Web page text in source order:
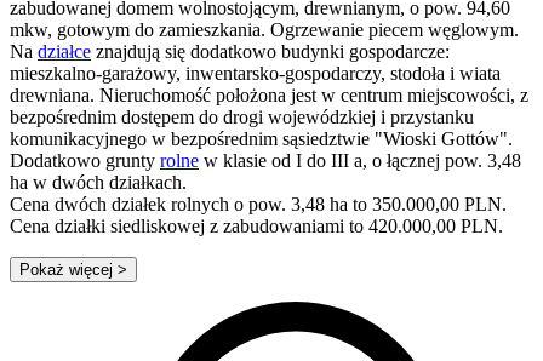
zabudowanej domem wolnostojącym, drewnianym, o pow. 94,60
mkw, gotowym do zamieszkania. Ogrzewanie piecem węglowym.
Na działce znajdują się dodatkowo budynki gospodarcze:
mieszkalno-garażowy, inwentarsko-gospodarczy, stodoła i wiata
drewniana. Nieruchomość położona jest w centrum miejscowości, z
bezpośrednim dostępem do drogi wojewódzkiej i przystanku
komunikacyjnego w bezpośrednim sąsiedztwie "Wioski Gottów".
Dodatkowo grunty rolne w klasie od I do III a, o łącznej pow. 3,48
ha w dwóch działkach.
Cena dwóch działek rolnych o pow. 3,48 ha to 350.000,00 PLN.
Cena działki siedliskowej z zabudowaniami to 420.000,00 PLN.
Pokaż więcej >